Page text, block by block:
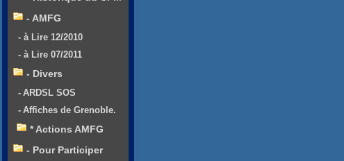
- AMFG
- à Lire 12/2010
- à Lire 07/2011
- Divers
- ARDSL SOS
- Affiches de Grenoble.
* Actions AMFG
- Pour Participer